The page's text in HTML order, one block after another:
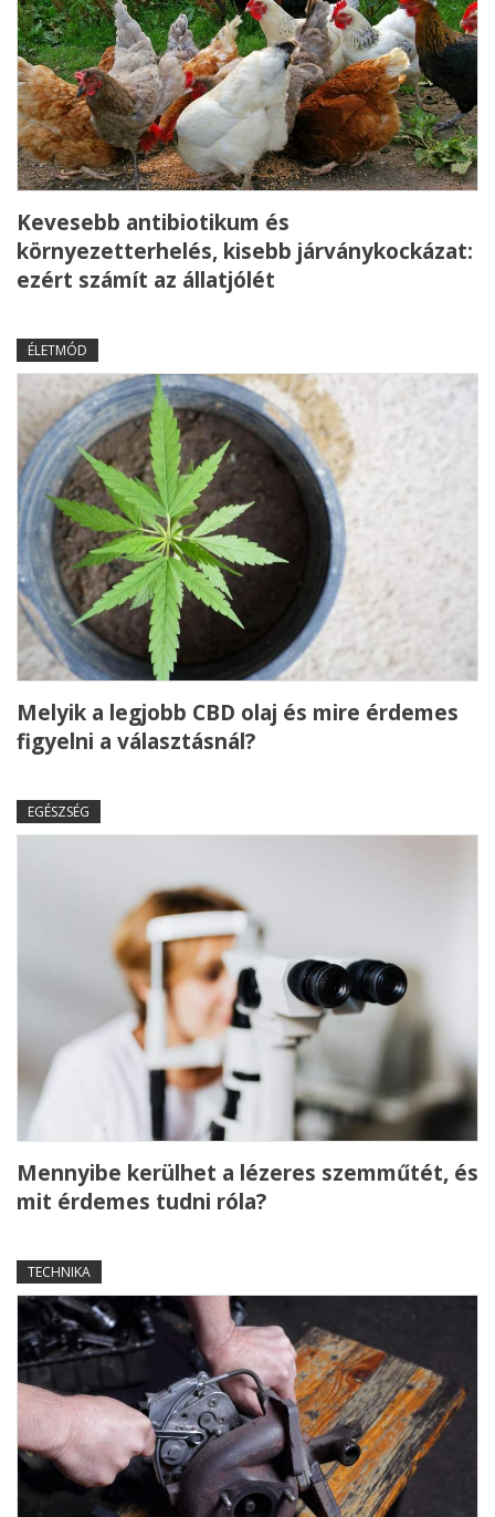
Kevesebb antibiotikum és
környezetterhelés, kisebb járványkockázat:
ezért számít az állatjólét
ÉLETMÓD
Melyik a legjobb CBD olaj és mire érdemes
figyelni a választásnál?
EGÉSZSÉG
Mennyibe kerülhet a lézeres szemműtét, és
mit érdemes tudni róla?
TECHNIKA